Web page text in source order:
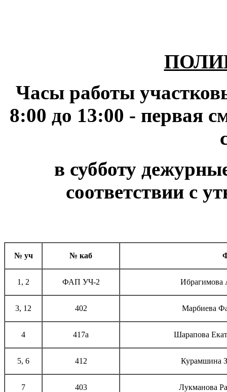
Часы работы
8:00 до 13:00 - первая
в субботу
соответствии с
№ уч № каб
1, 2 ФАП УЧ-2 Ибрагимова
3, 12 402 Марбиева
4 417а Шарапова
5, 6 412 Курамшина
7 403 Лукманова